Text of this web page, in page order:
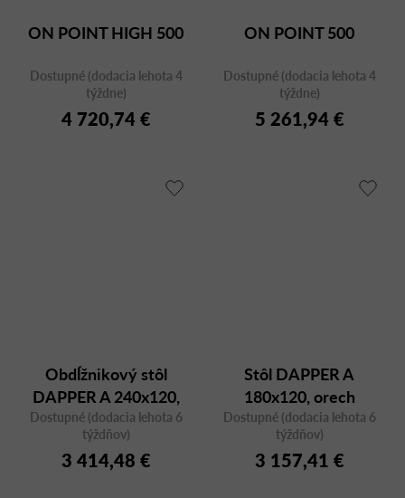
ON POINT HIGH 500
Dostupné (dodacia lehota 4
týždne)
4 720,74 €
ON POINT 500
Dostupné (dodacia lehota 4
týždne)
5 261,94 €
Obdĺžnikový stôl
DAPPER A 240x120,
orech
Dostupné (dodacia lehota 6
týždňov)
3 414,48 €
Stôl DAPPER A
180x120, orech
Dostupné (dodacia lehota 6
týždňov)
3 157,41 €